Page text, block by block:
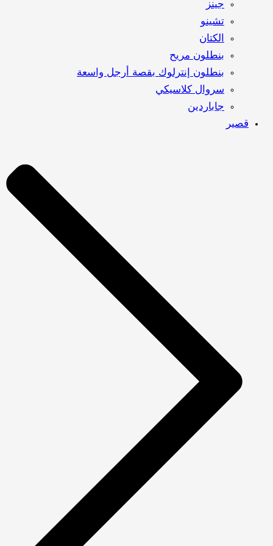
جينز
تشينو
الكتان
بنطلون مريح
بنطلون إنترلوك بقصة أرجل واسعة
سروال كلاسيكي
جاباردين
قصير